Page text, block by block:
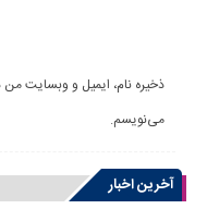
ذخیره نام، ایمیل و وبسایت من
می‌نویسم.
آخرین اخبار